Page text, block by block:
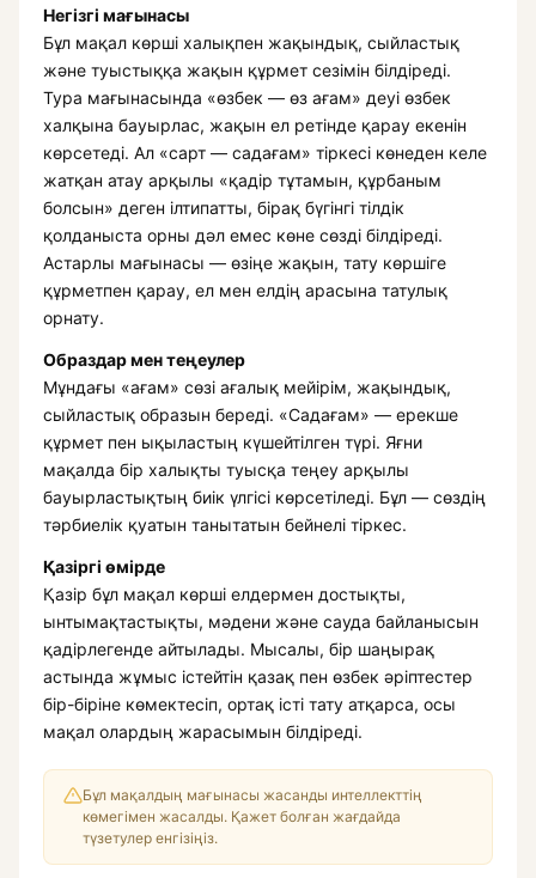
Негізгі мағынасы
Бұл мақал көрші халықпен жақындық, сыйластық
және туыстыққа жақын құрмет сезімін білдіреді.
Тура мағынасында «өзбек — өз ағам» деуі өзбек
халқына бауырлас, жақын ел ретінде қарау екенін
көрсетеді. Ал «сарт — садағам» тіркесі көнеден келе
жатқан атау арқылы «қадір тұтамын, құрбаным
болсын» деген ілтипатты, бірақ бүгінгі тілдік
қолданыста орны дәл емес көне сөзді білдіреді.
Астарлы мағынасы — өзіңе жақын, тату көршіге
құрметпен қарау, ел мен елдің арасына татулық
орнату.
Образдар мен теңеулер
Мұндағы «ағам» сөзі ағалық мейірім, жақындық,
сыйластық образын береді. «Садағам» — ерекше
құрмет пен ықыластың күшейтілген түрі. Яғни
мақалда бір халықты туысқа теңеу арқылы
бауырластықтың биік үлгісі көрсетіледі. Бұл — сөздің
тәрбиелік қуатын танытатын бейнелі тіркес.
Қазіргі өмірде
Қазір бұл мақал көрші елдермен достықты,
ынтымақтастықты, мәдени және сауда байланысын
қадірлегенде айтылады. Мысалы, бір шаңырақ
астында жұмыс істейтін қазақ пен өзбек әріптестер
бір-біріне көмектесіп, ортақ істі тату атқарса, осы
мақал олардың жарасымын білдіреді.
Бұл мақалдың мағынасы жасанды интеллекттің
көмегімен жасалды. Қажет болған жағдайда
түзетулер енгізіңіз.